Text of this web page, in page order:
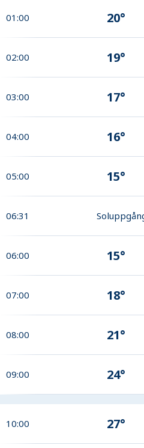
01:00 20°
02:00 19°
03:00 17°
04:00 16°
05:00 15°
06:31
06:00 15°
07:00 18°
08:00 21°
09:00 24°
10:00 27°